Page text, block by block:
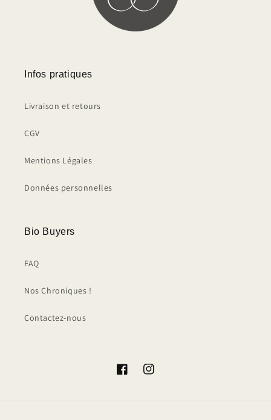
Infos pratiques
Livraison et retours
CGV
Mentions Légales
Données personnelles
Bio Buyers
FAQ
Nos Chroniques !
Contactez-nous
FacebookInstagram